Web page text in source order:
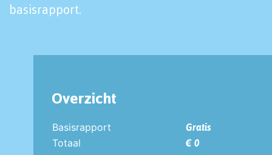
basisrapport.
Overzicht
Basisrapport
Gratis
Totaal
€ 0